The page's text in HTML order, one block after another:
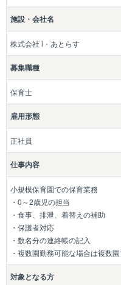
施設・会社名
株式会社 i・あとらす
募集職種
保育士
雇用形態
正社員
仕事内容
小規模保育園での保育業務
・0～2歳児の担当
・食事、排泄、着替えの補助
・保護者対応
・数名分の連絡帳の記入
・複数園勤務可能な場合は複数
対象となる方